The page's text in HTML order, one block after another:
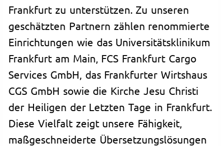
Frankfurt zu unterstützen. Zu unseren
geschätzten Partnern zählen renommierte
Einrichtungen wie das Universitätsklinikum
Frankfurt am Main, FCS Frankfurt Cargo
Services GmbH, das Frankfurter Wirtshaus
CGS GmbH sowie die Kirche Jesu Christi
der Heiligen der Letzten Tage in Frankfurt.
Diese Vielfalt zeigt unsere Fähigkeit,
maßgeschneiderte Übersetzungslösungen